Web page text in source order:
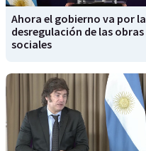
Ahora el gobierno va por la
desregulación de las obras
sociales